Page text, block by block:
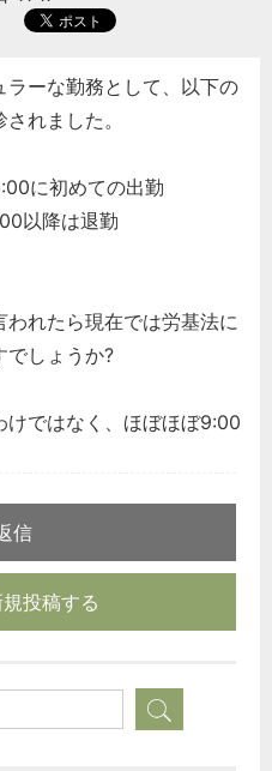
ラーな勤務として、以下の
れました。
に初めての出勤
以降は退勤
れたら現在では労基法に
でしょうか?
けではなく、ほぼほぼ9:00
信
投稿する